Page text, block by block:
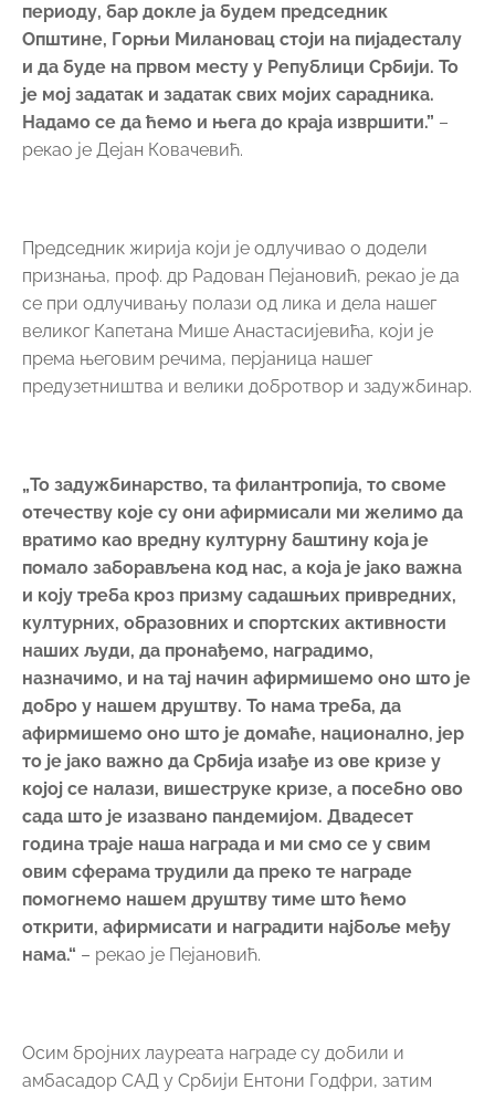
периоду, бар докле ја будем председник
Општине, Горњи Милановац стоји на пијадесталу
и да буде на првом месту у Републици Србији. То
је мој задатак и задатак свих мојих сарадника.
Надамо се да ћемо и њега до краја извршити.” –
рекао је Дејан Ковачевић.
Председник жирија који је одлучивао о додели
признања, проф. др Радован Пејановић, рекао је да
се при одлучивању полази од лика и дела нашег
великог Капетана Мише Анастасијевића, који је
према његовим речима, перјаница нашег
предузетништва и велики добротвор и задужбинар.
„То задужбинарство, та филантропија, то своме
отечеству које су они афирмисали ми желимо да
вратимо као вредну културну баштину која је
помало заборављена код нас, а која је јако важна
и коју треба кроз призму садашњих привредних,
културних, образовних и спортских активности
наших људи, да пронађемо, наградимо,
назначимо, и на тај начин афирмишемо оно што је
добро у нашем друштву. То нама треба, да
афирмишемо оно што је домаће, национално, јер
то је јако важно да Србија изађе из ове кризе у
којој се налази, вишеструке кризе, а посебно ово
сада што је изазвано пандемијом. Двадесет
година траје наша награда и ми смо се у свим
овим сферама трудили да преко те награде
помогнемо нашем друштву тиме што ћемо
открити, афирмисати и наградити најбоље међу
нама.“ – рекао је Пејановић.
Осим бројних лауреата награде су добили и
амбасадор САД у Србији Ентони Годфри, затим